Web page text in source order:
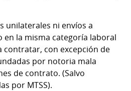
unilaterales ni envíos a
en la misma categoría laboral
contratar, con excepción de
por notoria mala
de contrato. (Salvo
por MTSS).